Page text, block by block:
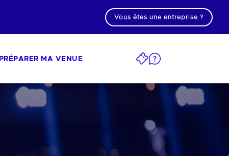
Vous êtes une entreprise ?
PRÉPARER MA VENUE